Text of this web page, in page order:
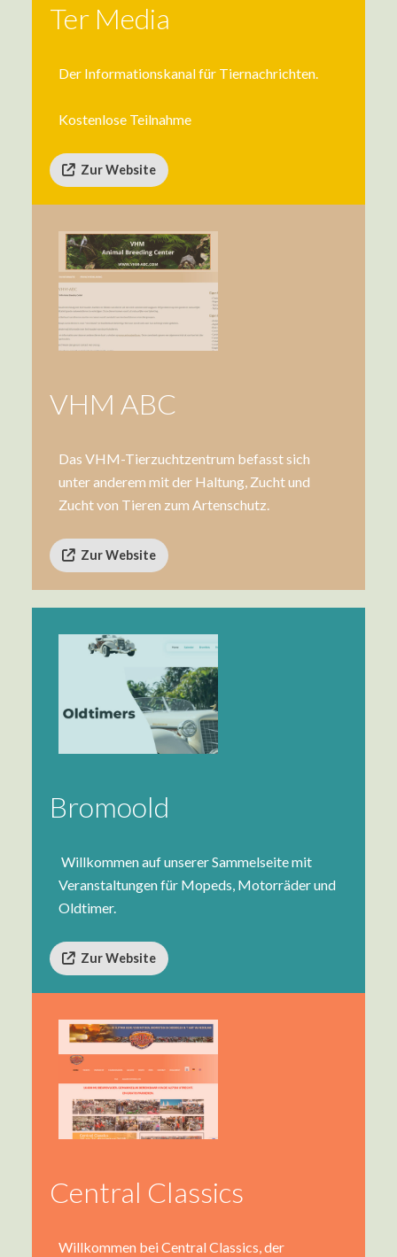
Ter Media
Der Informationskanal für Tiernachrichten.
Kostenlose Teilnahme
Zur Website
VHM ABC
Das VHM-Tierzuchtzentrum befasst sich
unter anderem mit der Haltung, Zucht und
Zucht von Tieren zum Artenschutz.
Zur Website
Bromoold
Willkommen auf unserer Sammelseite mit
Veranstaltungen für Mopeds, Motorräder und
Oldtimer.
Zur Website
Central Classics
Willkommen bei Central Classics, der